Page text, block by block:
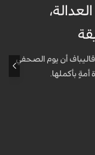
أن يوم الصحفي
أمةٍ بأكملها.